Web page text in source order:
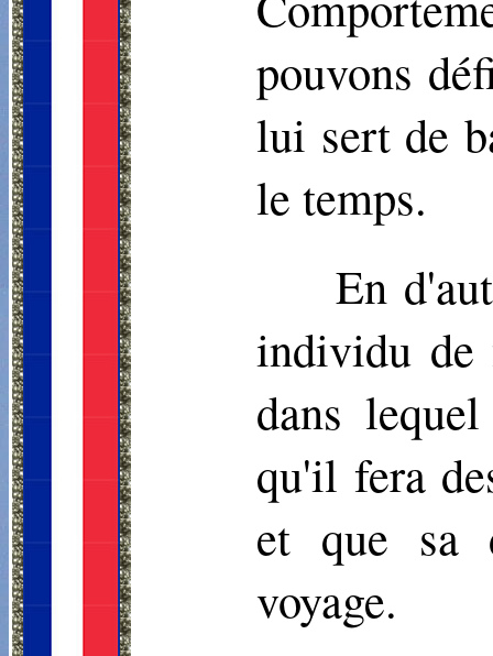
pouvons
lui sert de
le temps.
En
individu de
dans
qu'il fera
et que sa
voyage.